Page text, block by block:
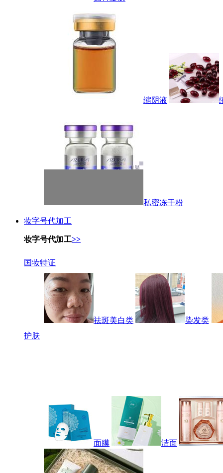
缩阴液
私密冻干粉
妆字号代加工
妆字号代加工>>
国妆特证
祛斑美白类
染发类
护肤
面膜 洁面